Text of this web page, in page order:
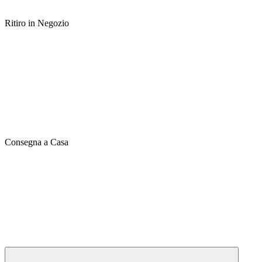
Ritiro in Negozio
Consegna a Casa